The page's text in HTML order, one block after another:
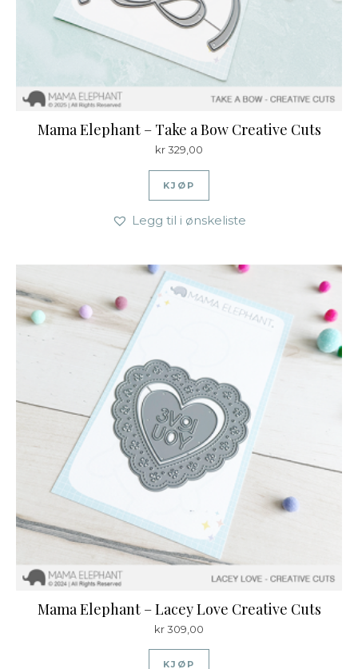
Mama Elephant – Take a Bow Creative Cuts
kr329,00
KJØP
Legg til i ønskeliste
Mama Elephant – Lacey Love Creative Cuts
kr309,00
KJØP